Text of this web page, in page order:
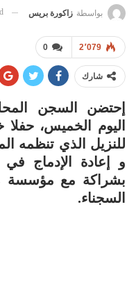
بواسطة زاكورة بريس
0 2٬079
شارك
إحتضن السجن
اليوم الخميس، حفلا
للنزيل الذي تنظمه
و إعادة الإدماج
بشراكة مع مؤسسة
السجناء.